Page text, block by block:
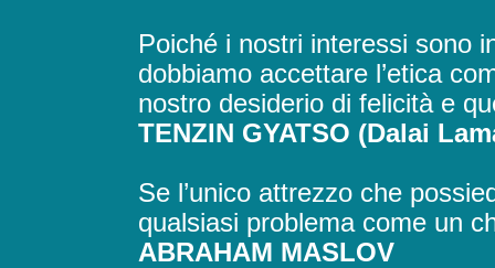
Poiché i nostri interessi sono
dobbiamo accettare l’etica
nostro desiderio di felicità e
TENZIN GYATSO (Dalai
Se l’unico attrezzo che
qualsiasi problema come un
ABRAHAM MASLOV